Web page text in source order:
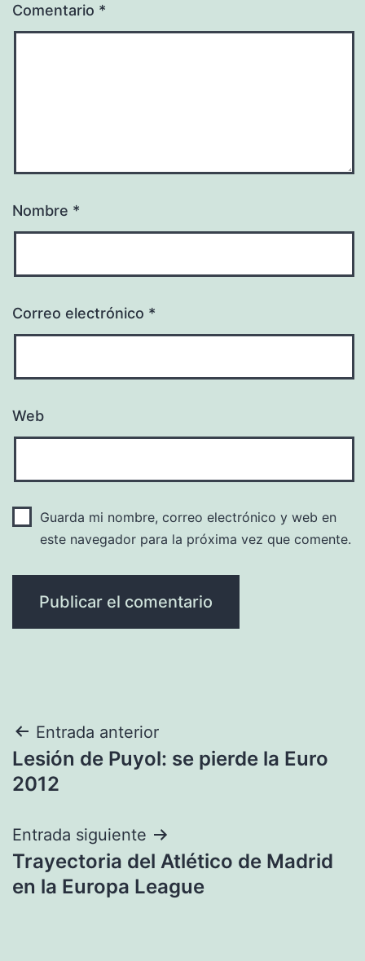
Comentario *
Nombre *
Correo electrónico *
Web
Guarda mi nombre, correo electrónico y web en
este navegador para la próxima vez que comente.
Navegación
de
Entrada anterior
Lesión de Puyol: se pierde la Euro
2012
Entrada siguiente
Trayectoria del Atlético de Madrid
en la Europa League